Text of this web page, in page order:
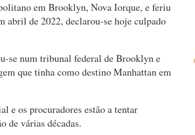
em Brooklyn, Nova Iorque, e feriu
abril de 2022, declarou-se hoje culpado
se num tribunal federal de Brooklyn e
que tinha como destino Manhattan em
e os procuradores estão a tentar
de várias décadas.